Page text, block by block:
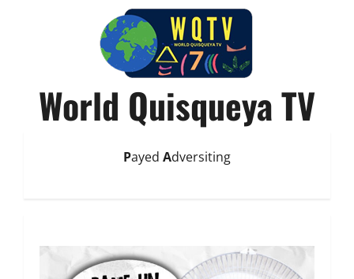
World Quisqueya TV
Payed Adversiting